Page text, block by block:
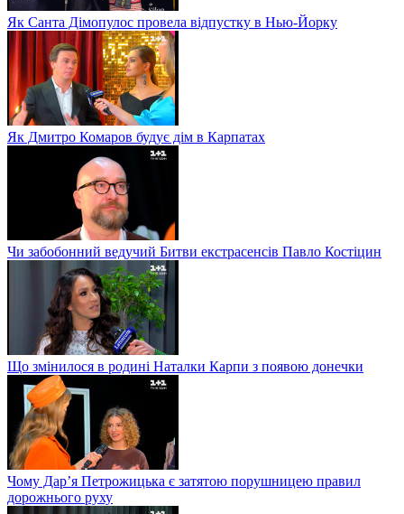
Як Санта Дімопулос провела відпустку в Нью-Йорку
Як Дмитро Комаров будує дім в Карпатах
Чи забобонний ведучий Битви екстрасенсів Павло Костіцин
Що змінилося в родині Наталки Карпи з появою донечки
Чому Дар’я Петрожицька є затятою порушницею правил
дорожнього руху